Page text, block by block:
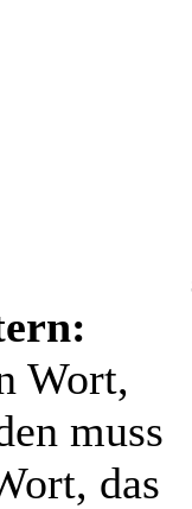
Wort,
muss
das